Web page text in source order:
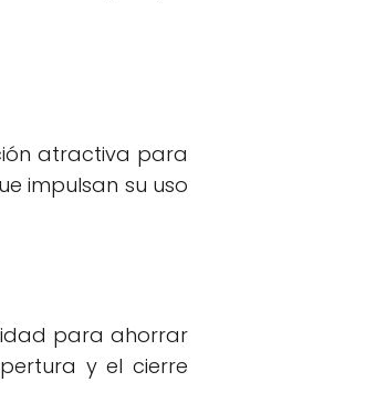
atractiva para
impulsan su uso
para ahorrar
y el cierre